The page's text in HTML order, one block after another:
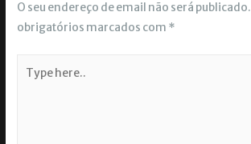
O seu endereço de email não será publicado.
obrigatórios marcados com *